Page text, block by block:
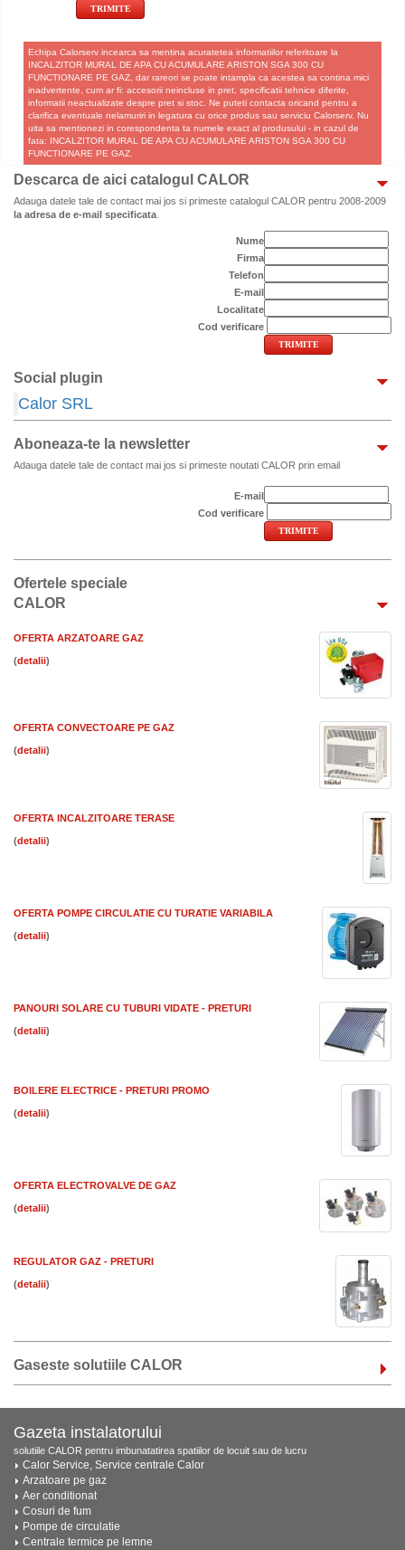
Echipa Calorserv incearca sa mentina acuratetea informatiilor referitoare la
INCALZITOR MURAL DE APA CU ACUMULARE ARISTON SGA 300 CU
FUNCTIONARE PE GAZ, dar rareori se poate intampla ca acestea sa contina mici
inadvertente, cum ar fi: accesorii neincluse in pret, specificatii tehnice diferite,
informatii neactualizate despre pret si stoc. Ne puteti contacta oricand pentru a
clarifica eventuale nelamuriri in legatura cu orice produs sau serviciu Calorserv. Nu
uita sa mentionezi in corespondenta ta numele exact al produsului - in cazul de
fata: INCALZITOR MURAL DE APA CU ACUMULARE ARISTON SGA 300 CU
FUNCTIONARE PE GAZ.
Descarca de aici catalogul CALOR
Adauga datele tale de contact mai jos si primeste catalogul CALOR pentru 2008-2009
la adresa de e-mail specificata
Nume
Firma
Telefon
E-mail
Localitate
Cod verificare
Social plugin
Calor SRL
Aboneaza-te la newsletter
Adauga datele tale de contact mai jos si primeste noutati CALOR prin email
E-mail
Cod verificare
Ofertele speciale
CALOR
OFERTA ARZATOARE GAZ
( )
OFERTA CONVECTOARE PE GAZ
( )
OFERTA INCALZITOARE TERASE
( )
OFERTA POMPE CIRCULATIE CU TURATIE VARIABILA
( )
PANOURI SOLARE CU TUBURI VIDATE - PRETURI
( )
BOILERE ELECTRICE - PRETURI PROMO
( )
OFERTA ELECTROVALVE DE GAZ
( )
REGULATOR GAZ - PRETURI
( )
Gaseste solutiile CALOR
Gazeta instalatorului
solutiile CALOR pentru imbunatatirea spatiilor de locuit sau de lucru
Calor Service, Service centrale Calor
Arzatoare pe gaz
Aer conditionat
Cosuri de fum
Pompe de circulatie
Centrale termice pe lemne